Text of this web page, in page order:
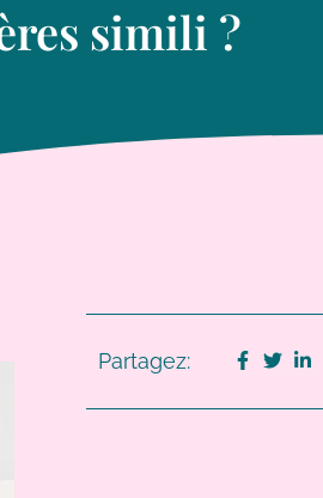
simili ?
Partagez: